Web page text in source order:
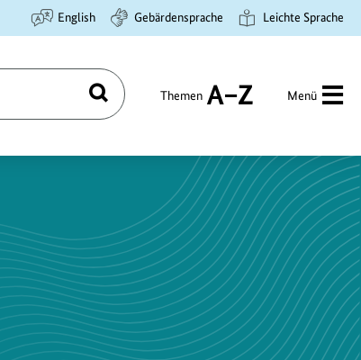
English Gebärdensprache Leichte Sprache
Suchen Themen
A
Menü